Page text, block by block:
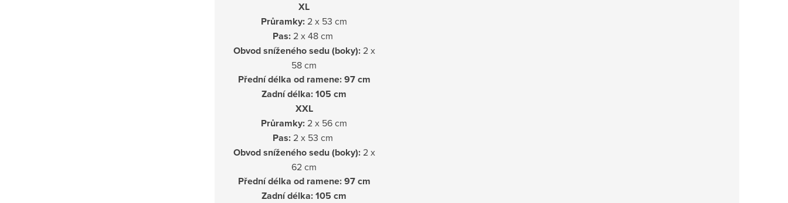
XL
Průramky:2 x 53 cm
Pas:2 x 48 cm
Obvod sníženého sedu (boky):2 x
58 cm
Přední délka od ramene: 97cm
Zadní délka: 105 cm
XXL
Průramky:2 x 56 cm
Pas:2 x 53 cm
Obvod sníženého sedu (boky):2 x
62 cm
Přední délka od ramene: 97 cm
Zadní délka: 105 cm